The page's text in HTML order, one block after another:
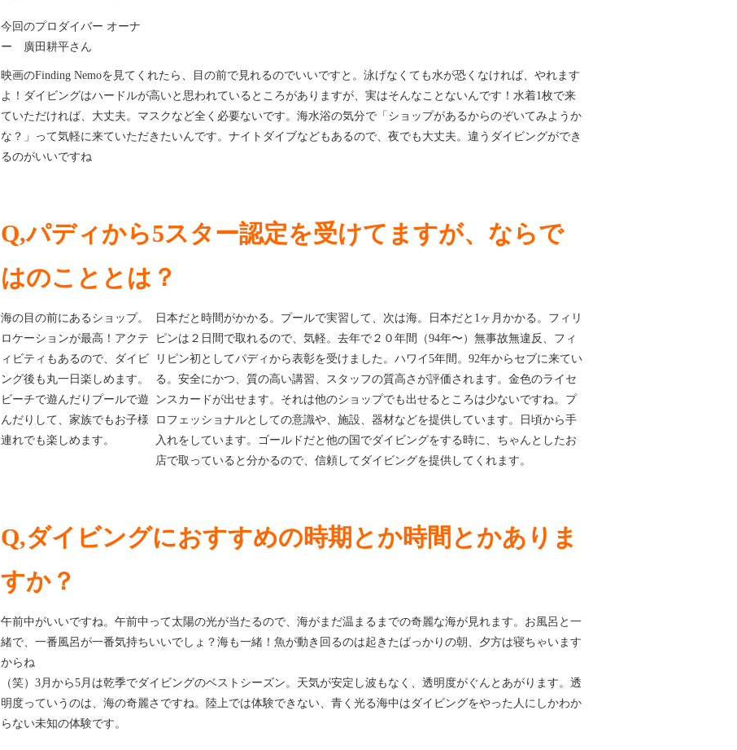
今回のプロダイバー オーナ
ー 廣田耕平さん
映画のFinding Nemoを見てくれたら、目の前で見れるのでいいですと。泳げなくても水が恐くなければ、やれます
よ！ダイビングはハードルが高いと思われているところがありますが、実はそんなことないんです！水着1枚で来
ていただければ、大丈夫。マスクなど全く必要ないです。海水浴の気分で「ショップがあるからのぞいてみようか
な？」って気軽に来ていただきたいんです。ナイトダイブなどもあるので、夜でも大丈夫。違うダイビングができ
るのがいいですね
Q,パディから5スター認定を受けてますが、ならで
はのこととは？
海の目の前にあるショップ。
ロケーションが最高！アクテ
ィビティもあるので、ダイビ
ング後も丸一日楽しめます。
ビーチで遊んだりプールで遊
んだりして、家族でもお子様
連れでも楽しめます。
日本だと時間がかかる。プールで実習して、次は海。日本だと1ヶ月かかる。フィリ
ピンは２日間で取れるので、気軽。去年で２０年間（94年〜）無事故無違反、フィ
リピン初としてパディから表彰を受けました。ハワイ5年間。92年からセブに来てい
る。安全にかつ、質の高い講習、スタッフの質高さが評価されます。金色のライセ
ンスカードが出せます。それは他のショップでも出せるところは少ないですね。プ
ロフェッショナルとしての意識や、施設、器材などを提供しています。日頃から手
入れをしています。ゴールドだと他の国でダイビングをする時に、ちゃんとしたお
店で取っていると分かるので、信頼してダイビングを提供してくれます。
Q,ダイビングにおすすめの時期とか時間とかありま
すか？
午前中がいいですね。午前中って太陽の光が当たるので、海がまだ温まるまでの奇麗な海が見れます。お風呂と一
緒で、一番風呂が一番気持ちいいでしょ？海も一緒！魚が動き回るのは起きたばっかりの朝、夕方は寝ちゃいます
からね
（笑）3月から5月は乾季でダイビングのベストシーズン。天気が安定し波もなく、透明度がぐんとあがります。透
明度っていうのは、海の奇麗さですね。陸上では体験できない、青く光る海中はダイビングをやった人にしかわか
らない未知の体験です。